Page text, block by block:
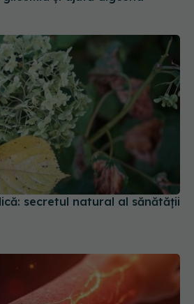
secretul natural al sănătății